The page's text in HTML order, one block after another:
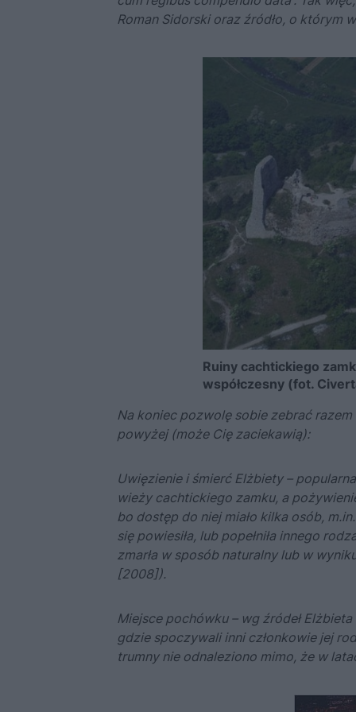
Roman Sidorski oraz źródło, o którym
Ruiny cachtickiego
współczesny (fot.
Na koniec pozwolę sobie zebrać
powyżej (może Cię zaciekawią):
Uwięzienie i śmierć Elżbiety –
wieży cachtickiego zamku, a
bo dostęp do niej miało kilka osób,
się powiesiła, lub popełniła innego
zmarła w sposób naturalny lub w
[2008]).
Miejsce pochówku – wg źródeł
gdzie spoczywali inni członkowie jej
trumny nie odnaleziono mimo, że w